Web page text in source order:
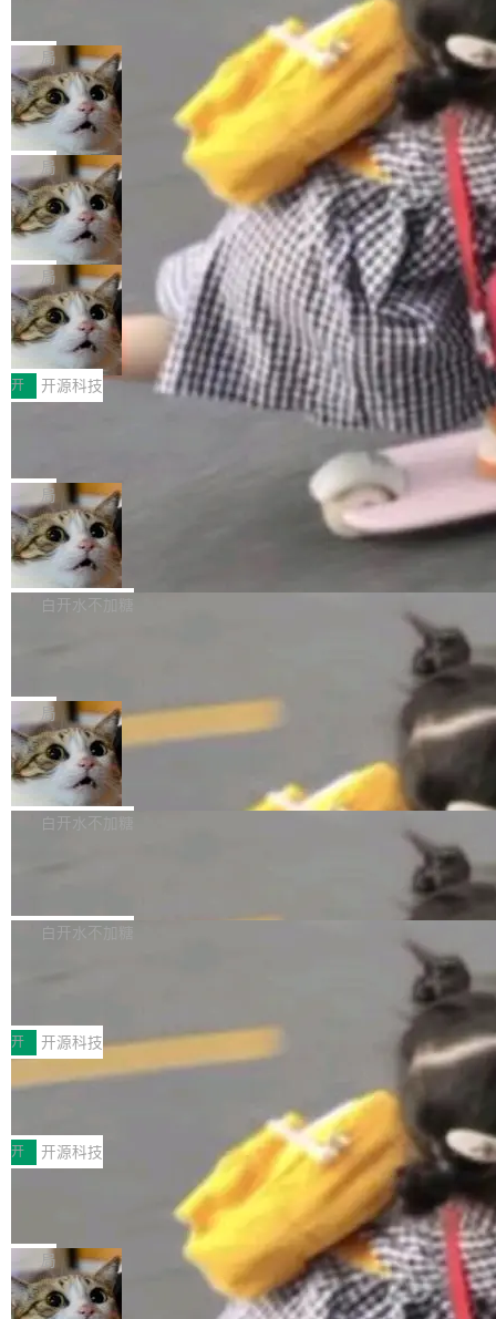
式”为主题，直面AI从实验室走向规模化产业落地
的核心质量命题。会上，《2026智能研发生产力
工具选型手册》发布，Testin云测的Testin XAge
nt智能测试系统入选AI测试领域代表产品。对CI
O而言，这提示了一个转变：AI测试正在从效率
工具升级为企业的质量基础设施。 CIO面对的新
现实 过去两年，CIO们的焦虑清单上多了两项：
一是如何让大模型和智能体应用安全地从PoC走
向生产，二是如何让测试团队跟得上AI应用...
有一种东西，一旦用过就回不去了。Alex Fedos
eev 管它叫"软件设计的基石"。 他说的东西不新
鲜——代数数据类型（ADT），尤其是和类型
（sum type）。但他说清楚了一件事：这不是类
型系统的学术体操，是日常编码的思维方式。 文
章从一个简单的例子切入。一个网站的深色主题
设置，如果用布尔值 + 可空字段来表示——bool
ean 表示是否可切换，nullable 的默认模式、浅
色方案、深色方案——会产生大量无意义的组
合。方案缺了、配置冲突了、全 null 了。要知道
哪些组合有效，作者说，你得靠"文档、校验、或
者部落知识"。 换个写法。Rust 的 enum，两个
变体：Switchable...
局
Cloudflare 开源内部企业 AI 平台 Clou
dflare OS
Cloudflare 发布了一个开源项目 Cloudflare O
S。如果你只看官方博客，你会觉得这是又一
个"AI 知识库 + 聊天机器人"——每个大厂都在
做，没什么新鲜的。 但 Kenton Varda 在 Twitte
r 上把事情说清楚了： 今天我们发布了 Cloudfla
re OS，一个带连接器的聊天机器人，跟其他所
有科技公司做的一样。只不过，实际上它不一
样。这是 Sandstorm.io 的重制版，我十年前的
那个创业公司。不同的是，这次它构建在 Cloudf
lare Workers 上——我花了九年时间搭建的平台
——并且深度集成了 AI。这基本上是我十年秘密
局
Deno 团队开源 Celld，可自托管的分
布式 Durable Objects
Ryan Dahl 领导的 Deno 团队推出了最新开源项
目 Celld，一个能在自己机器上运行 Cloudflare
Workers 和 Durable Objects 的守护进程。 设
计思路很直接：每个对象是一个独立的 SQLite
数据库，按名称寻址，复制到你自己的 S3 兼容
存储库里。节点之间只通过这个存储库协调——
没有控制平面，没有共识协议。每个对象自带一
个小型数据库，应用天然按分片构建，单个数据
库的竞争和爆炸半径问题在设计层面就被消除
了。 闲置的 cell 会休眠到几乎不占资源。当 cel
l 迁移或唤醒时，新宿主从 S3 恢复 SQLite 数据
库继续执行。存储库是持久化的唯一真相...
局
鲁大师7月新机性能/流畅/AI榜：vivo夺
性能、流畅双第一，三星Galaxy Z系列
新折叠缺席
2026年7月的手机市场，由于存储等硬件成本暴
增，手机厂商的日子也不好过啊，新机速度明显
放缓，因此硝烟味淡了许多。新机参数规格除开
Fold8 / Z Flip8）外，其余要么是中低端机器，
例如iQOO Z11i、REDMI Note 17、REDMI No
te 17 Pro、OPPO K15，要么是vivo X300 E这
样的次旗舰。 Galaxy Z Fold8 Ultra / Z Fold8 /
Z Flip8三款折叠屏新机均在7月22日发布，且全
部搭载骁龙8 Elite Gen5 for Galaxy，它们本该
开 开源科技
Zed 编辑器团队发布了新项目——DeltaDB，一
个在 git commit 之间记录每一次编辑操作的版
本控制系统。目前处于 Early Access 阶段。 De
ltaDB 的核心思路直接写在 landing page 最显
眼的位置：「Software is made between com
mits」——软件是在 commit 之间写出来的。git
是把这段空隙补上。 回退到任何一次编辑：Delt
aDB 捕获 commit 之间的每一次操作，...
局
SpaceXAI 单季资本开支达 183 亿美元
根据风险投资人Tomer Tunguz 博客（VC 分
析）披露的最新分析与第二季度业绩报告，Spac
微软同期总资本开支的四成。 与亚马逊、Alpha
bet、微软以及 Meta 等传统科技巨头相比，Spa
ceXAI的资金消耗速度尤为引人瞩目。然而，支
撑庞大支出的资金来源却呈现出截然不同的面
貌。数据显示，微软和 Meta 主要依托充沛的经
白开水不加糖
一个在终端里运行的编程 agent；Muse Spark
1.2，驱动这个 agent 的新模型。一句话概括：
你可以用 curl -fsSL https://dev.meta.ai/install.
sh | bash 安装一个能在大项目里自动规划、写
代码、验证结果的 AI 终端工具。 据介绍，Muse
个主 agent 循环，外加一组后台 agent。这些后
局
美团开源 LoHoSearch，用知识图谱校
准 AI 能力认知
机器出题的前提，是让机器拥有全局视野。整个
构建流程可以分为四个环节：建图 → 控制难度
白开水不加糖
库，并将作为transport接入Mooncake TENT。
MPComm将作为一种传输引擎接入Mooncake T
ENT，实现零拷贝传输性能提升30%、非零拷贝
传输性能最高提升5倍。UCL-MPComm底层基
于自研UCL-Engine通信引擎，后续腾讯网平将
持续开源更多基于UCL-Engine的高性能通信组
件。 腾讯网平团队在UCL-MPComm中实现了一
个独立于业务线程的全局通信引擎（Engine），
白开水不加糖
型案例入选名单》，深信服“面向企业研发场景的
开源 AI 编程平台 CoStrict 应用”凭借卓越的技术
创新与落地成效成功入选。 全链路私有化部署，
助力企业AI研发安全落地 当前，越来越多企业已
经开始引入 AI Coding 工具，通过调用公有云模
型或企业内部部署模型提升研发效率。但随着 AI
Coding 从个人辅助工具逐步走向团队级、组织
级应用，企业在规模化落地过程中，对安全性、
可控性和代码质量提出了更高要求。 首先是数据
安全与合规要求。对于大多数普通研发场景，公
有云模型能够满足快速试用和效率提升的需求。
开 开源科技
深信服AI算力网关入选工信部人工智能
前不久，工业和信息化部正式发布《2025年人工
智能应用典型案例名单》，集中展示人工智能在
各领域的应用成果，覆盖技术底座、行业赋能、
产品应用、支撑保障、专题等五大方向。深信服
AI算力网关（AI创新平台）成功入选！ 随着各行
各业的Agent走向规模化建设，算力构成形态逐
渐丰富，用户关注的重点也在发生变化：不只是
让AI用起来，还要进一步看清混合算力时代下，
开 开源科技
Jeff Dean 离开 Google：一个时代的结
束，一个实验室的开始
Google 员工编号 20。MapReduce 作者之一。
Bigtable 作者之一。TensorFlow 的作者之一。
Gemini 的架构师。Google 首席科学家。 Jeff D
ean 在 Google 工作了 27 年后，宣布离职。 他
局
🔥 SolonCode v2026.8.4 发布：界面